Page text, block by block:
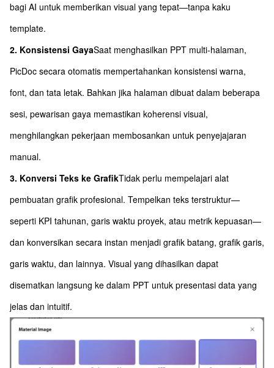
bagi AI untuk memberikan visual yang tepat—tanpa kaku
template.
2. Konsistensi GayaSaat menghasilkan PPT multi-halaman,
PicDoc secara otomatis mempertahankan konsistensi warna,
font, dan tata letak. Bahkan jika halaman dibuat dalam beberapa
sesi, pewarisan gaya memastikan koherensi visual,
menghilangkan pekerjaan membosankan untuk penyejajaran
manual.
3. Konversi Teks ke GrafikTidak perlu mempelajari alat
pembuatan grafik profesional. Tempelkan teks terstruktur—
seperti KPI tahunan, garis waktu proyek, atau metrik kepuasan—
dan konversikan secara instan menjadi grafik batang, grafik garis,
garis waktu, dan lainnya. Visual yang dihasilkan dapat
disematkan langsung ke dalam PPT untuk presentasi data yang
jelas dan intuitif.